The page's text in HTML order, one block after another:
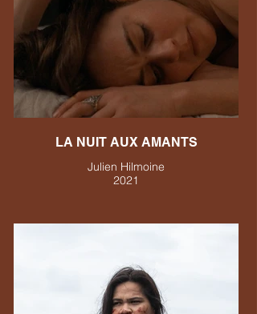
LA NUIT AUX AMANTS
Julien Hilmoine
2021